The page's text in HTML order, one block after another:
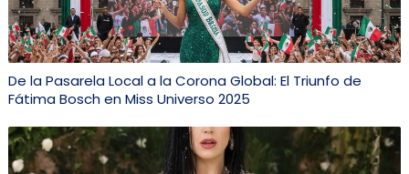
De la Pasarela Local a la Corona Global: El Triunfo de
Fátima Bosch en Miss Universo 2025